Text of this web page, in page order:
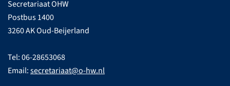
Secretariaat OHW
Postbus 1400
3260 AK Oud-Beijerland
Tel: 06-28653068
Email:secretariaat@o-hw.nl